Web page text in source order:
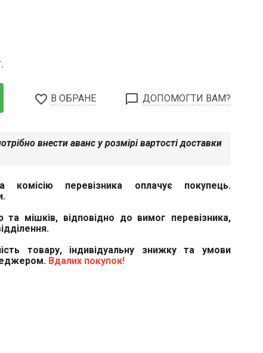
favorite_border В ОБРАНЕ chat_bubble_outline ДОПОМОГТИ ВАМ?
внести аванс у розмірі вартості доставки
комісію перевізника оплачує покупець.
та мішків, відповідно до вимог перевізника,
товару, індивідуальну знижку та умови
Вдалих покупок!